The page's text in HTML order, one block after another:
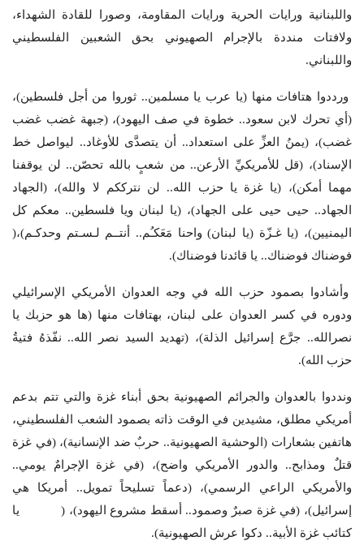
واللبنانية ورايات الحرية ورايات المقاومة، وصورا للقادة الشهداء،
ولافتات منددة بالإجرام الصهيوني بحق الشعبين الفلسطيني
واللبناني.
ورددوا هتافات منها (يا عرب يا مسلمين.. ثوروا من أجل فلسطين)،
(أي تحرك لابن سعود.. خطوة في صف اليهود)، (جبهة غضب غضب
غضب)، (يمنُ العزِّ على استعداد.. أن يتصدَّى للأوغاد.. ليواصل خط
الإسناد)، (قل للأمريكيِّ الأرعن.. من شعبٍ بالله تحصّن.. لن يوقفنا
مهما أمكن)، (يا غزة يا حزب الله.. لن نترككم لا والله)، (الجهاد
الجهاد.. حيى حيى على الجهاد)، (يا لبنان ويا فلسطين.. معكم كل
اليمنيين)، (يا غـزّة (يا لبنان) واحنا مَعَكـُم.. أنتــم لـسـتم وحدكـم)،(
فوضناك فوضناك.. يا قائدنا فوضناك).
وأشادوا بصمود حزب الله في وجه العدوان الأمريكي الإسرائيلي
ودوره في كسر العدوان على لبنان، بهتافات منها (ها هو حزبك يا
نصرالله.. جرَّع إسرائيل الذلة)، (تهديد السيد نصر الله.. نفّذهُ فتيةُ
حزب الله).
ونددوا بالعدوان والجرائم الصهيونية بحق أبناء غزة والتي تتم بدعم
أمريكي مطلق، مشيدين في الوقت ذاته بصمود الشعب الفلسطيني،
هاتفين بشعارات (الوحشية الصهيونية.. حربٌ ضد الإنسانية)، (في غزة
قتلٌ ومذابح.. والدور الأمريكي واضح)، (في غزة الإجرامٌ يومي..
والأمريكي الراعي الرسمي)، (دعماً تسليحاً تمويل.. أمريكا هي
إسرائيل)، (في غزة صبرٌ وصمود.. أسقط مشروع اليهود)، ( يا
كتائب غزة الأبية.. دكوا عرش الصهيونية).